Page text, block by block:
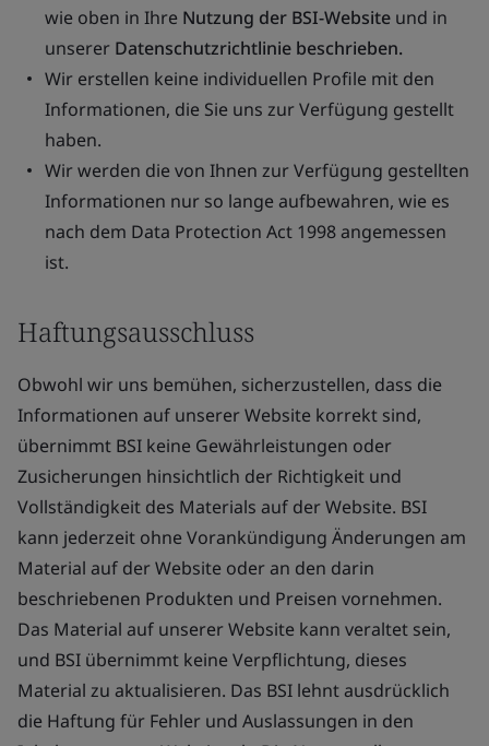
wie oben in Ihre Nutzung der BSI-Website und in
unserer Datenschutzrichtlinie beschrieben.
Wir erstellen keine individuellen Profile mit den
Informationen, die Sie uns zur Verfügung gestellt
haben.
Wir werden die von Ihnen zur Verfügung gestellten
Informationen nur so lange aufbewahren, wie es
nach dem Data Protection Act 1998 angemessen
ist.
Haftungsausschluss
Obwohl wir uns bemühen, sicherzustellen, dass die
Informationen auf unserer Website korrekt sind,
übernimmt BSI keine Gewährleistungen oder
Zusicherungen hinsichtlich der Richtigkeit und
Vollständigkeit des Materials auf der Website. BSI
kann jederzeit ohne Vorankündigung Änderungen am
Material auf der Website oder an den darin
beschriebenen Produkten und Preisen vornehmen.
Das Material auf unserer Website kann veraltet sein,
und BSI übernimmt keine Verpflichtung, dieses
Material zu aktualisieren. Das BSI lehnt ausdrücklich
die Haftung für Fehler und Auslassungen in den